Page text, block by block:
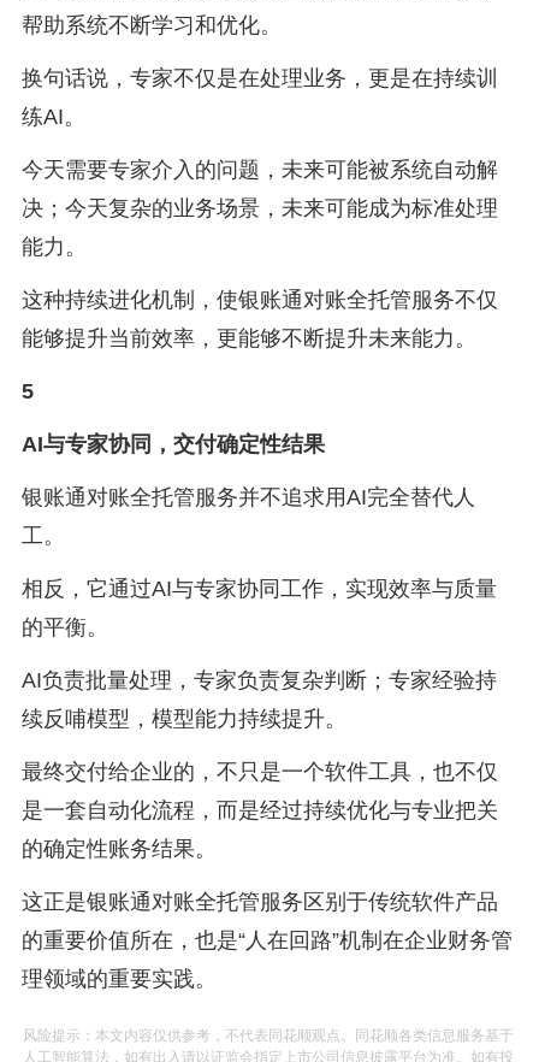
帮助系统不断学习和优化。
换句话说，专家不仅是在处理业务，更是在持续训
练AI。
今天需要专家介入的问题，未来可能被系统自动解
决；今天复杂的业务场景，未来可能成为标准处理
能力。
这种持续进化机制，使银账通对账全托管服务不仅
能够提升当前效率，更能够不断提升未来能力。
5
AI与专家协同，交付确定性结果
银账通对账全托管服务并不追求用AI完全替代人
工。
相反，它通过AI与专家协同工作，实现效率与质量
的平衡。
AI负责批量处理，专家负责复杂判断；专家经验持
续反哺模型，模型能力持续提升。
最终交付给企业的，不只是一个软件工具，也不仅
是一套自动化流程，而是经过持续优化与专业把关
的确定性账务结果。
这正是银账通对账全托管服务区别于传统软件产品
的重要价值所在，也是“人在回路”机制在企业财务管
理领域的重要实践。
风险提示：本文内容仅供参考，不代表同花顺观点。同花顺各类信息服务基于
人工智能算法，如有出入请以证监会指定上市公司信息披露平台为准。如有投